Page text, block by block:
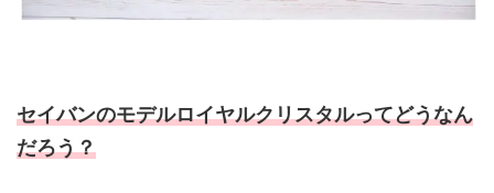
セイバンのモデルロイヤルクリスタルってどうなん
だろう？